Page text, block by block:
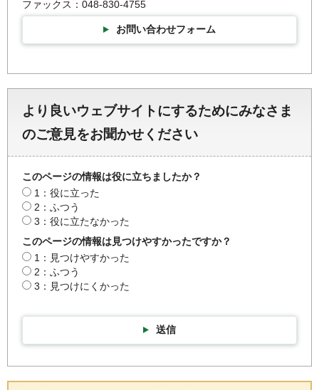
ファックス：048-830-4755
お問い合わせフォーム
より良いウェブサイトにするためにみなさま
のご意見をお聞かせください
このページの情報は役に立ちましたか？
1：役に立った
2：ふつう
3：役に立たなかった
このページの情報は見つけやすかったですか？
1：見つけやすかった
2：ふつう
3：見つけにくかった
送信